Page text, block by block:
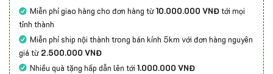
Miễn phí giao hàng cho đơn hàng từ10.000.000 VNĐtới mọi
tỉnh thành
Miễn phí ship nội thành trong bán kính 5km với đơn hàng nguyên
giá từ 2.500.000 VNĐ
Nhiều quà tặng hấp dẫn lên tới1.000.000 VNĐ